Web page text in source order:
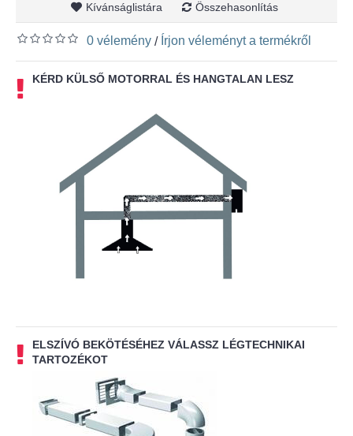
Kívánságlistára Összehasonlítás
0 vélemény / Írjon véleményt a termékről
KÉRD KÜLSŐ MOTORRAL ÉS HANGTALAN LESZ
ELSZÍVÓ BEKÖTÉSÉHEZ VÁLASSZ LÉGTECHNIKAI
TARTOZÉKOT